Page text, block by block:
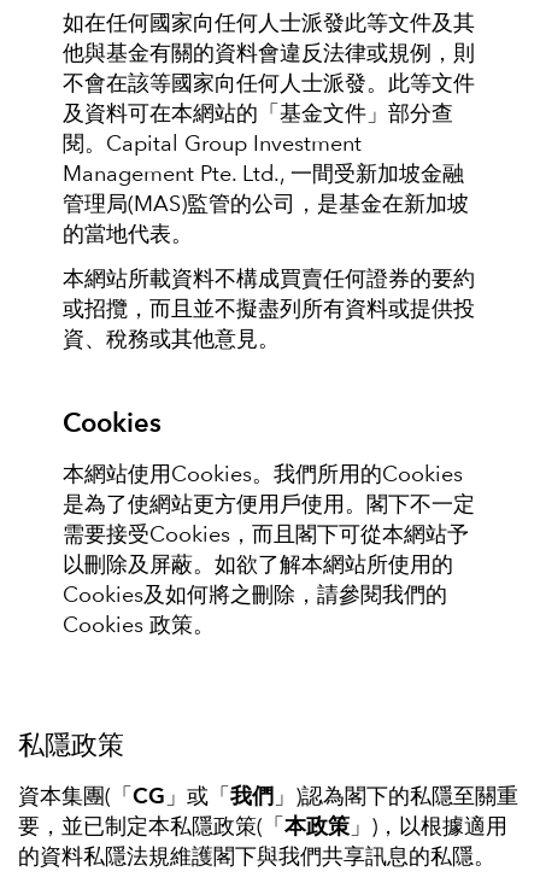
如在任何國家向任何人士派發此等文件及其
他與基金有關的資料會違反法律或規例，則
不會在該等國家向任何人士派發。此等文件
及資料可在本網站的「基金文件」部分查
閱。Capital Group Investment
Management Pte. Ltd., 一間受新加坡金融
管理局(MAS)監管的公司，是基金在新加坡
的當地代表。
本網站所載資料不構成買賣任何證券的要約
或招攬，而且並不擬盡列所有資料或提供投
資、稅務或其他意見。
Cookies
本網站使用Cookies。我們所用的Cookies
是為了使網站更方便用戶使用。閣下不一定
需要接受Cookies，而且閣下可從本網站予
以刪除及屏蔽。如欲了解本網站所使用的
Cookies及如何將之刪除，請參閱我們的
Cookies 政策。
私隱政策
資本集團(「 CG 」或「 我們 」)認為閣下的私隱至關重
要，並已制定本私隱政策(「 本政策 」)，以根據適用
的資料私隱法規維護閣下與我們共享訊息的私隱。